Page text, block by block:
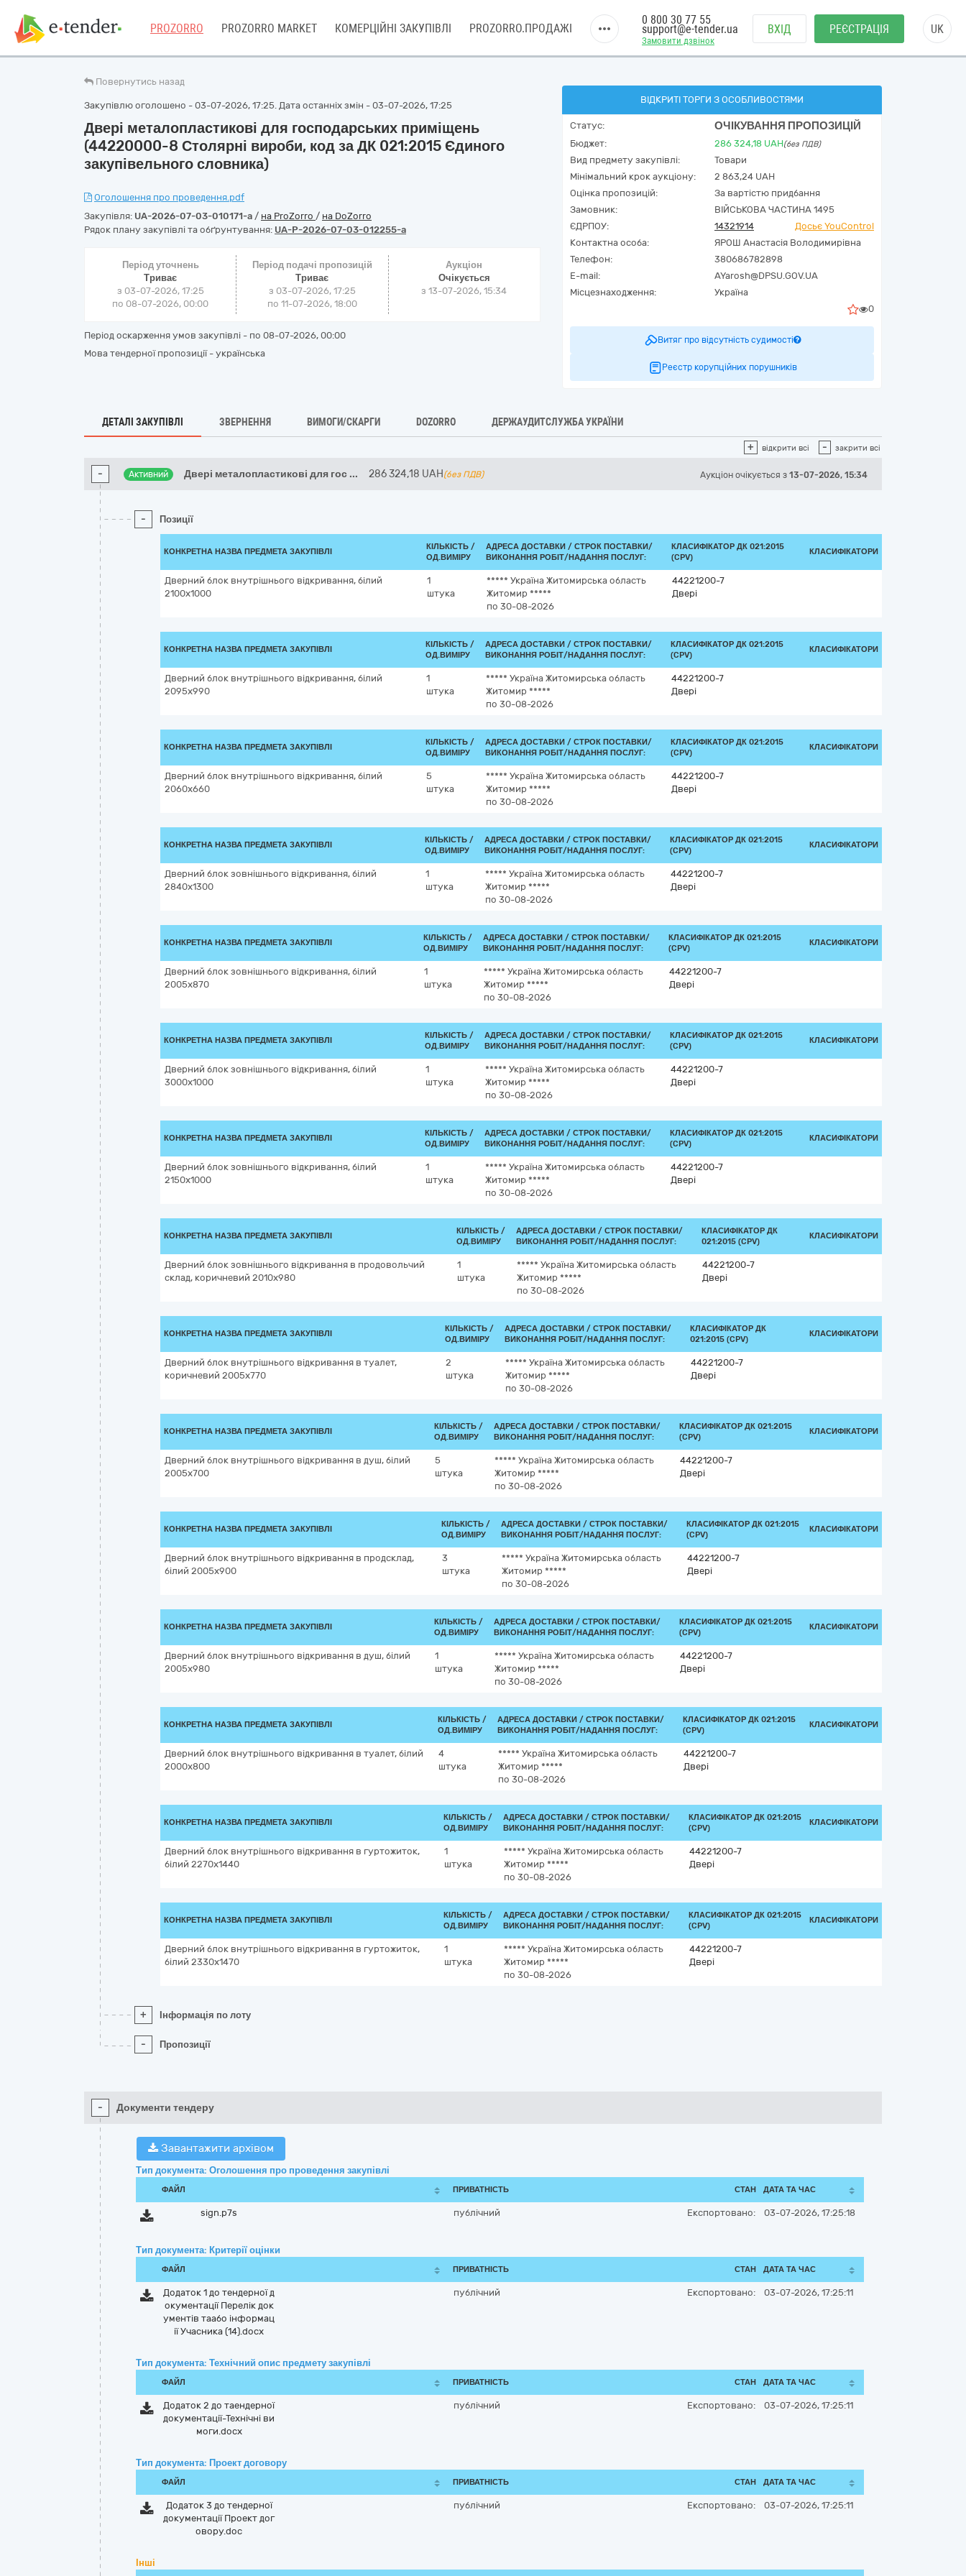
PROZORRO PROZORRO MARKET КОМЕРЦІЙНІ ЗАКУПІВЛІ PROZORRO.ПРОДАЖІ
Замовити дзвінок
0 800 30 77 55
support@e-tender.ua ВХІД РЕЄСТРАЦІЯ UK
Повернутись назад
Закупівлю оголошено - 03-07-2026, 17:25. Дата останніх змін - 03-07-2026, 17:25
Двері металопластикові для господарських приміщень
(44220000-8 Столярні вироби, код за ДК 021:2015 Єдиного
закупівельного словника)
Оголошення про проведення.pdf
Закупівля: UA-2026-07-03-010171-a / на ProZorro / на DoZorro
Рядок плану закупівлі та обґрунтування: UA-P-2026-07-03-012255-a
Період уточнень
Триває
з 03-07-2026, 17:25
по 08-07-2026, 00:00
Період подачі пропозицій
Триває
з 03-07-2026, 17:25
по 11-07-2026, 18:00
Аукціон
Очікується
з13-07-2026, 15:34
Період оскарження умов закупівлі - по 08-07-2026, 00:00
Мова тендерної пропозиції - українська
ВІДКРИТІ ТОРГИ З ОСОБЛИВОСТЯМИ
Статус: ОЧІКУВАННЯ ПРОПОЗИЦІЙ
Бюджет: 286 324,18 UAH(без ПДВ)
Вид предмету закупівлі:
Товари
Мінімальний крок аукціону:
2 863,24 UAH
Оцінка пропозицій:
За вартістю придбання
Замовник:
ВІЙСЬКОВА ЧАСТИНА 1495
ЄДРПОУ:
14321914
Досьє YouControl
Контактна особа:
ЯРОШ Анастасія Володимирівна
Телефон:
380686782898
E-mail:
AYarosh@DPSU.GOV.UA
Місцезнаходження:
Україна
0
Витяг про відсутність судимості
Реєстр корупційних порушників
ДЕТАЛІ ЗАКУПІВЛІ ЗВЕРНЕННЯ ВИМОГИ/СКАРГИ DOZORRO ДЕРЖАУДИТСЛУЖБА УКРАЇНИ
+ відкрити всі - закрити всі
- Активний Двері металопластикові для гос ... 286 324,18 UAH (без ПДВ) Аукціон очікується з 13-07-2026, 15:34
- Позиції
КОНКРЕТНА НАЗВА ПРЕДМЕТА ЗАКУПІВЛІ
КІЛЬКІСТЬ /
ОД.ВИМІРУ
АДРЕСА ДОСТАВКИ / СТРОК ПОСТАВКИ/
ВИКОНАННЯ РОБІТ/НАДАННЯ ПОСЛУГ:
КЛАСИФІКАТОР ДК 021:2015
(CPV)
КЛАСИФІКАТОРИ
Дверний блок внутрішнього відкривання, білий
2100х1000
1
штука
***** Україна Житомирська область
Житомир *****
по 30-08-2026
44221200-7
Двері
КОНКРЕТНА НАЗВА ПРЕДМЕТА ЗАКУПІВЛІ
КІЛЬКІСТЬ /
ОД.ВИМІРУ
АДРЕСА ДОСТАВКИ / СТРОК ПОСТАВКИ/
ВИКОНАННЯ РОБІТ/НАДАННЯ ПОСЛУГ:
КЛАСИФІКАТОР ДК 021:2015
(CPV)
КЛАСИФІКАТОРИ
Дверний блок внутрішнього відкривання, білий
2095х990
1
штука
***** Україна Житомирська область
Житомир *****
по 30-08-2026
44221200-7
Двері
КОНКРЕТНА НАЗВА ПРЕДМЕТА ЗАКУПІВЛІ
КІЛЬКІСТЬ /
ОД.ВИМІРУ
АДРЕСА ДОСТАВКИ / СТРОК ПОСТАВКИ/
ВИКОНАННЯ РОБІТ/НАДАННЯ ПОСЛУГ:
КЛАСИФІКАТОР ДК 021:2015
(CPV)
КЛАСИФІКАТОРИ
Дверний блок внутрішнього відкривання, білий
2060х660
5
штука
***** Україна Житомирська область
Житомир *****
по 30-08-2026
44221200-7
Двері
КОНКРЕТНА НАЗВА ПРЕДМЕТА ЗАКУПІВЛІ
КІЛЬКІСТЬ /
ОД.ВИМІРУ
АДРЕСА ДОСТАВКИ / СТРОК ПОСТАВКИ/
ВИКОНАННЯ РОБІТ/НАДАННЯ ПОСЛУГ:
КЛАСИФІКАТОР ДК 021:2015
(CPV)
КЛАСИФІКАТОРИ
Дверний блок зовнішнього відкривання, білий
2840х1300
1
штука
***** Україна Житомирська область
Житомир *****
по 30-08-2026
44221200-7
Двері
КОНКРЕТНА НАЗВА ПРЕДМЕТА ЗАКУПІВЛІ
КІЛЬКІСТЬ /
ОД.ВИМІРУ
АДРЕСА ДОСТАВКИ / СТРОК ПОСТАВКИ/
ВИКОНАННЯ РОБІТ/НАДАННЯ ПОСЛУГ:
КЛАСИФІКАТОР ДК 021:2015
(CPV)
КЛАСИФІКАТОРИ
Дверний блок зовнішнього відкривання, білий
2005х870
1
штука
***** Україна Житомирська область
Житомир *****
по 30-08-2026
44221200-7
Двері
КОНКРЕТНА НАЗВА ПРЕДМЕТА ЗАКУПІВЛІ
КІЛЬКІСТЬ /
ОД.ВИМІРУ
АДРЕСА ДОСТАВКИ / СТРОК ПОСТАВКИ/
ВИКОНАННЯ РОБІТ/НАДАННЯ ПОСЛУГ:
КЛАСИФІКАТОР ДК 021:2015
(CPV)
КЛАСИФІКАТОРИ
Дверний блок зовнішнього відкривання, білий
3000х1000
1
штука
***** Україна Житомирська область
Житомир *****
по 30-08-2026
44221200-7
Двері
КОНКРЕТНА НАЗВА ПРЕДМЕТА ЗАКУПІВЛІ
КІЛЬКІСТЬ /
ОД.ВИМІРУ
АДРЕСА ДОСТАВКИ / СТРОК ПОСТАВКИ/
ВИКОНАННЯ РОБІТ/НАДАННЯ ПОСЛУГ:
КЛАСИФІКАТОР ДК 021:2015
(CPV)
КЛАСИФІКАТОРИ
Дверний блок зовнішнього відкривання, білий
2150х1000
1
штука
***** Україна Житомирська область
Житомир *****
по 30-08-2026
44221200-7
Двері
КОНКРЕТНА НАЗВА ПРЕДМЕТА ЗАКУПІВЛІ
КІЛЬКІСТЬ /
ОД.ВИМІРУ
АДРЕСА ДОСТАВКИ / СТРОК ПОСТАВКИ/
ВИКОНАННЯ РОБІТ/НАДАННЯ ПОСЛУГ:
КЛАСИФІКАТОР ДК
021:2015 (CPV)
КЛАСИФІКАТОРИ
Дверний блок зовнішнього відкривання в продовольчий
склад, коричневий 2010х980
1
штука
***** Україна Житомирська область
Житомир *****
по 30-08-2026
44221200-7
Двері
КОНКРЕТНА НАЗВА ПРЕДМЕТА ЗАКУПІВЛІ
КІЛЬКІСТЬ /
ОД.ВИМІРУ
АДРЕСА ДОСТАВКИ / СТРОК ПОСТАВКИ/
ВИКОНАННЯ РОБІТ/НАДАННЯ ПОСЛУГ:
КЛАСИФІКАТОР ДК
021:2015 (CPV)
КЛАСИФІКАТОРИ
Дверний блок внутрішнього відкривання в туалет,
коричневий 2005х770
2
штука
***** Україна Житомирська область
Житомир *****
по 30-08-2026
44221200-7
Двері
КОНКРЕТНА НАЗВА ПРЕДМЕТА ЗАКУПІВЛІ
КІЛЬКІСТЬ /
ОД.ВИМІРУ
АДРЕСА ДОСТАВКИ / СТРОК ПОСТАВКИ/
ВИКОНАННЯ РОБІТ/НАДАННЯ ПОСЛУГ:
КЛАСИФІКАТОР ДК 021:2015
(CPV)
КЛАСИФІКАТОРИ
Дверний блок внутрішнього відкривання в душ, білий
2005х700
5
штука
***** Україна Житомирська область
Житомир *****
по 30-08-2026
44221200-7
Двері
КОНКРЕТНА НАЗВА ПРЕДМЕТА ЗАКУПІВЛІ
КІЛЬКІСТЬ /
ОД.ВИМІРУ
АДРЕСА ДОСТАВКИ / СТРОК ПОСТАВКИ/
ВИКОНАННЯ РОБІТ/НАДАННЯ ПОСЛУГ:
КЛАСИФІКАТОР ДК 021:2015
(CPV)
КЛАСИФІКАТОРИ
Дверний блок внутрішнього відкривання в продсклад,
білий 2005х900
3
штука
***** Україна Житомирська область
Житомир *****
по 30-08-2026
44221200-7
Двері
КОНКРЕТНА НАЗВА ПРЕДМЕТА ЗАКУПІВЛІ
КІЛЬКІСТЬ /
ОД.ВИМІРУ
АДРЕСА ДОСТАВКИ / СТРОК ПОСТАВКИ/
ВИКОНАННЯ РОБІТ/НАДАННЯ ПОСЛУГ:
КЛАСИФІКАТОР ДК 021:2015
(CPV)
КЛАСИФІКАТОРИ
Дверний блок внутрішнього відкривання в душ, білий
2005х980
1
штука
***** Україна Житомирська область
Житомир *****
по 30-08-2026
44221200-7
Двері
КОНКРЕТНА НАЗВА ПРЕДМЕТА ЗАКУПІВЛІ
КІЛЬКІСТЬ /
ОД.ВИМІРУ
АДРЕСА ДОСТАВКИ / СТРОК ПОСТАВКИ/
ВИКОНАННЯ РОБІТ/НАДАННЯ ПОСЛУГ:
КЛАСИФІКАТОР ДК 021:2015
(CPV)
КЛАСИФІКАТОРИ
Дверний блок внутрішнього відкривання в туалет, білий
2000х800
4
штука
***** Україна Житомирська область
Житомир *****
по 30-08-2026
44221200-7
Двері
КОНКРЕТНА НАЗВА ПРЕДМЕТА ЗАКУПІВЛІ
КІЛЬКІСТЬ /
ОД.ВИМІРУ
АДРЕСА ДОСТАВКИ / СТРОК ПОСТАВКИ/
ВИКОНАННЯ РОБІТ/НАДАННЯ ПОСЛУГ:
КЛАСИФІКАТОР ДК 021:2015
(CPV)
КЛАСИФІКАТОРИ
Дверний блок внутрішнього відкривання в гуртожиток,
білий 2270х1440
1
штука
***** Україна Житомирська область
Житомир *****
по 30-08-2026
44221200-7
Двері
КОНКРЕТНА НАЗВА ПРЕДМЕТА ЗАКУПІВЛІ
КІЛЬКІСТЬ /
ОД.ВИМІРУ
АДРЕСА ДОСТАВКИ / СТРОК ПОСТАВКИ/
ВИКОНАННЯ РОБІТ/НАДАННЯ ПОСЛУГ:
КЛАСИФІКАТОР ДК 021:2015
(CPV)
КЛАСИФІКАТОРИ
Дверний блок внутрішнього відкривання в гуртожиток,
білий 2330х1470
1
штука
***** Україна Житомирська область
Житомир *****
по 30-08-2026
44221200-7
Двері
+ Інформація по лоту
- Пропозиції
- Документи тендеру
Завантажити архівом
Тип документа: Оголошення про проведення закупівлі
ФАЙЛ ПРИВАТНІСТЬ СТАН ДАТА ТА ЧАС
sign.p7s публічний Експортовано: 03-07-2026, 17:25:18
Тип документа: Критерії оцінки
ФАЙЛ ПРИВАТНІСТЬ СТАН ДАТА ТА ЧАС
Додаток 1 до тендерної д
окументації Перелік док
ументів таабо інформац
ії Учасника (14).docx
публічний Експортовано: 03-07-2026, 17:25:11
Тип документа: Технічний опис предмету закупівлі
ФАЙЛ ПРИВАТНІСТЬ СТАН ДАТА ТА ЧАС
Додаток 2 до таендерної
документації-Технічні ви
моги.docx
публічний Експортовано: 03-07-2026, 17:25:11
Тип документа: Проект договору
ФАЙЛ ПРИВАТНІСТЬ СТАН ДАТА ТА ЧАС
Додаток 3 до тендерної
документації Проект дог
овору.doc
публічний Експортовано: 03-07-2026, 17:25:11
Інші